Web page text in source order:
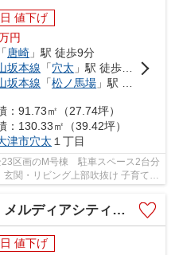
値下げ
円
「唐崎 」駅 徒歩9分
坂本線 「穴太 」駅 徒歩6分
坂本線 「松ノ馬場 」駅 徒歩21分
：91.73㎡（27.74坪）
：130.33㎡（39.42坪）
津市穴太 １丁目
区画のM号棟 駐車スペース2台分
関・リビング上部吹抜け 子育てフ
ィアシティ唐崎R号棟
値下げ